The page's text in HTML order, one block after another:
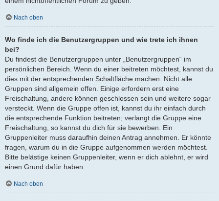
Nach oben
Wo finde ich die Benutzergruppen und wie trete ich ihnen
bei?
Du findest die Benutzergruppen unter „Benutzergruppen“ im
persönlichen Bereich. Wenn du einer beitreten möchtest, kannst du
dies mit der entsprechenden Schaltfläche machen. Nicht alle
Gruppen sind allgemein offen. Einige erfordern erst eine
Freischaltung, andere können geschlossen sein und weitere sogar
versteckt. Wenn die Gruppe offen ist, kannst du ihr einfach durch
die entsprechende Funktion beitreten; verlangt die Gruppe eine
Freischaltung, so kannst du dich für sie bewerben. Ein
Gruppenleiter muss daraufhin deinen Antrag annehmen. Er könnte
fragen, warum du in die Gruppe aufgenommen werden möchtest.
Bitte belästige keinen Gruppenleiter, wenn er dich ablehnt, er wird
einen Grund dafür haben.
Nach oben